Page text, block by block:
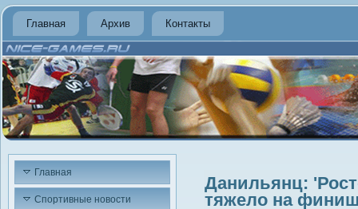
Главная Архив Контакты
Главная
Спортивные новости
Данильянц:
тяжело на